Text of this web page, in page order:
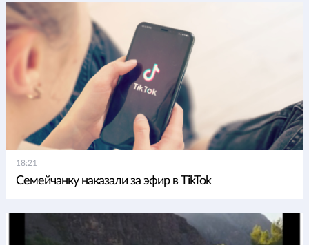
18:21
Семейчанку наказали за эфир в TikTok